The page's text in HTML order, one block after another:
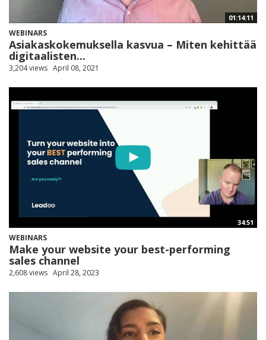
01:14:11
WEBINARS
Asiakaskokemuksella kasvua – Miten kehittää
digitaalisten...
3,204 views April 08, 2021
34:51
WEBINARS
Make your website your best-performing
sales channel
2,608 views April 28, 2023